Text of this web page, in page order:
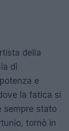
della
di
e
la fatica si
sempre stato
tornò in